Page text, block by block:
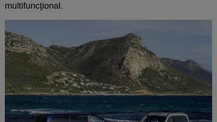
multifuncţional.